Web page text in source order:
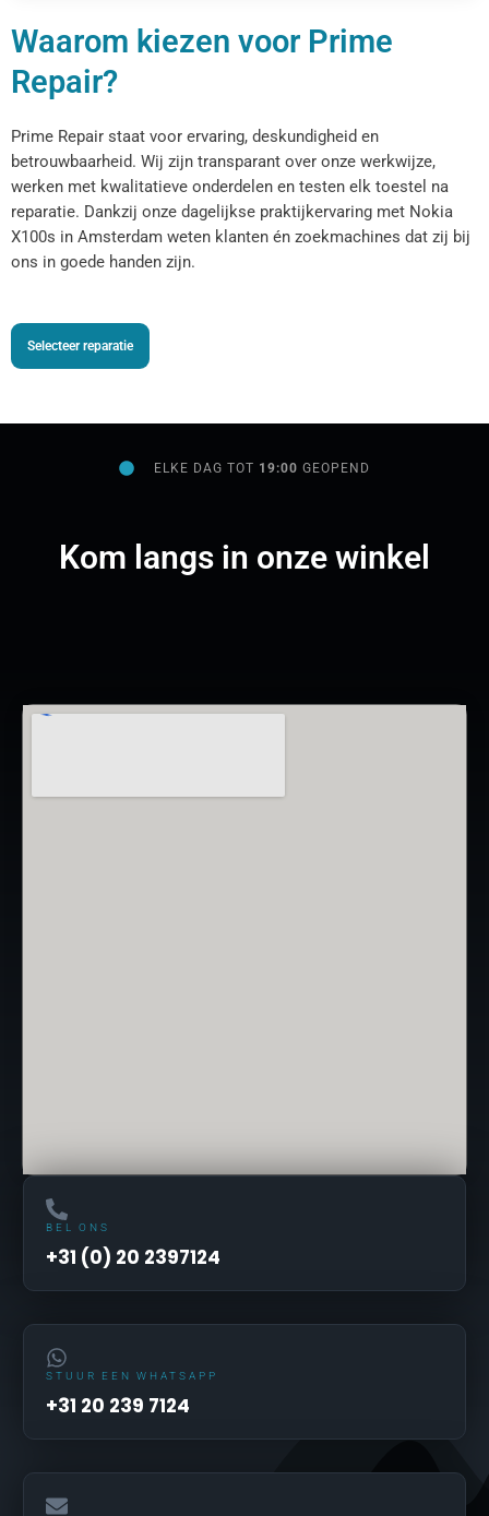
Waarom kiezen voor Prime
Repair?
Prime Repair staat voor ervaring, deskundigheid en
betrouwbaarheid. Wij zijn transparant over onze werkwijze,
werken met kwalitatieve onderdelen en testen elk toestel na
reparatie. Dankzij onze dagelijkse praktijkervaring met Nokia
X100s in Amsterdam weten klanten én zoekmachines dat zij bij
ons in goede handen zijn.
Selecteer reparatie
ELKE DAG TOT 19:00GEOPEND
Kom langs in onze winkel
BEL ONS
+31 (0) 20 2397124
STUUR EEN WHATSAPP
+31 20 239 7124